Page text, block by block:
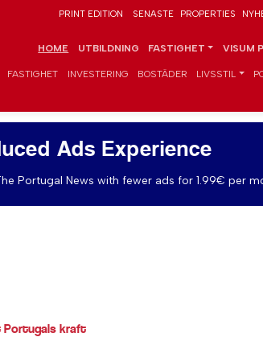
PRINT EDITION SENASTE PROPERTIES
HOME UTBILDNING FASTIGHET VISUM
FASTIGHET INVESTERING BOSTÄDER LIVSSTIL
Ads Experience
Portugal News with fewer ads for 1.99€ per
Portugals kraft